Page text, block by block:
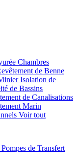
Chambres
de Benne
Isolation de
de Bassins
de Canalisations
Marin
Voir tout
Pompes de Transfert